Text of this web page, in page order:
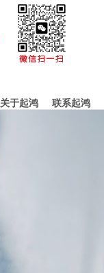
关于起鸿 联系起鸿